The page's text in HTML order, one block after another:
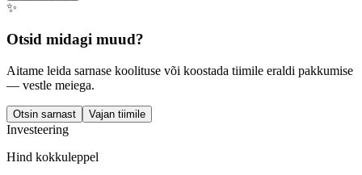
✨
Otsid midagi muud?
Aitame leida sarnase koolituse või koostada tiimile eraldi pakkumise
— vestle meiega.
Otsin sarnast Vajan tiimile
Investeering
Hind kokkuleppel